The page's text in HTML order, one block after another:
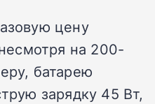
цену
на 200-
батарею
зарядку 45 Вт,